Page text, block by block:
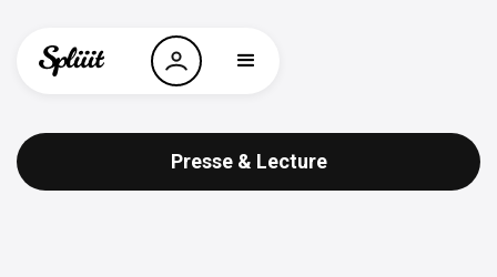
Presse & Lecture